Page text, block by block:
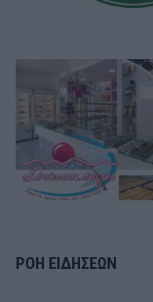
ΡΟΗ ΕΙΔΗΣΕΩΝ